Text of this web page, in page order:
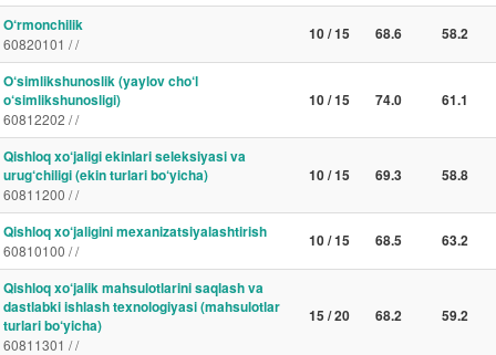
O‘rmonchilik
60820101 / /
10 / 15 68.6 58.2
O‘simlikshunoslik (yaylov cho‘l
o‘simlikshunosligi)
60812202 / /
10 / 15 74.0 61.1
Qishloq xo‘jaligi ekinlari seleksiyasi va
urug‘chiligi (ekin turlari bo‘yicha)
60811200 / /
10 / 15 69.3 58.8
Qishloq xo‘jaligini mexanizatsiyalashtirish
60810100 / /
10 / 15 68.5 63.2
Qishloq xo‘jalik mahsulotlarini saqlash va
dastlabki ishlash texnologiyasi (mahsulotlar
turlari bo‘yicha)
60811301 / /
15 / 20 68.2 59.2